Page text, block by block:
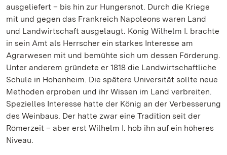
ausgeliefert – bis hin zur Hungersnot. Durch die Kriege
mit und gegen das Frankreich Napoleons waren Land
und Landwirtschaft ausgelaugt. König Wilhelm I. brachte
in sein Amt als Herrscher ein starkes Interesse am
Agrarwesen mit und bemühte sich um dessen Förderung.
Unter anderem gründete er 1818 die Landwirtschaftliche
Schule in Hohenheim. Die spätere Universität sollte neue
Methoden erproben und ihr Wissen im Land verbreiten.
Spezielles Interesse hatte der König an der Verbesserung
des Weinbaus. Der hatte zwar eine Tradition seit der
Römerzeit – aber erst Wilhelm I. hob ihn auf ein höheres
Niveau.